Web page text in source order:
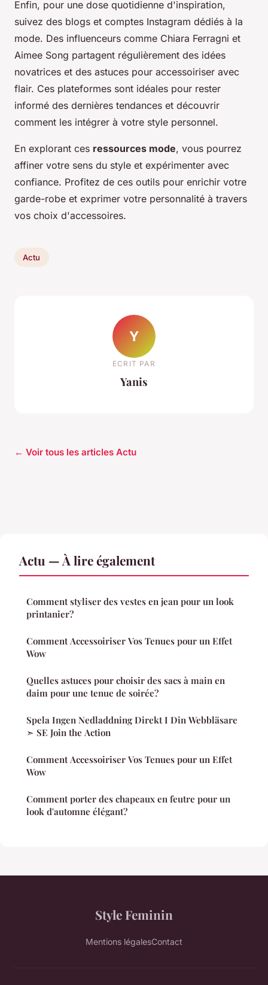
Enfin, pour une dose quotidienne d'inspiration,
suivez des blogs et comptes Instagram dédiés à la
mode. Des influenceurs comme Chiara Ferragni et
Aimee Song partagent régulièrement des idées
novatrices et des astuces pour accessoiriser avec
flair. Ces plateformes sont idéales pour rester
informé des dernières tendances et découvrir
comment les intégrer à votre style personnel.
En explorant ces ressources mode, vous pourrez
affiner votre sens du style et expérimenter avec
confiance. Profitez de ces outils pour enrichir votre
garde-robe et exprimer votre personnalité à travers
vos choix d'accessoires.
Actu
Y
ECRIT PAR
Yanis
← Voir tous les articles Actu
Actu — À lire également
Comment styliser des vestes en jean pour un look
printanier?
Comment Accessoiriser Vos Tenues pour un Effet
Wow
Quelles astuces pour choisir des sacs à main en
daim pour une tenue de soirée?
Spela Ingen Nedladdning Direkt I Din Webbläsare
➣ SE Join the Action
Comment Accessoiriser Vos Tenues pour un Effet
Wow
Comment porter des chapeaux en feutre pour un
look d'automne élégant?
Style Feminin
Mentions légalesContact